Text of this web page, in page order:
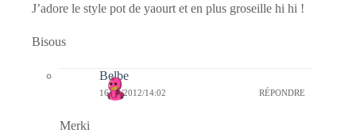
J’adore le style pot de yaourt et en plus groseille hi hi !
Bisous
Belbe
16/09/2012/14:02 RÉPONDRE
Merki